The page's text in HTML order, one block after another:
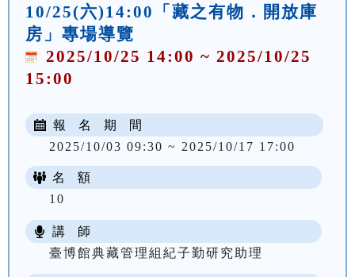
10/25(六)14:00「藏之有物．開放庫
房」專場導覽
2025/10/25 14:00 ~ 2025/10/25
15:00
報 名 期 間
2025/10/03 09:30 ~ 2025/10/17 17:00
名 額
10
講 師
臺博館典藏管理組紀子勤研究助理